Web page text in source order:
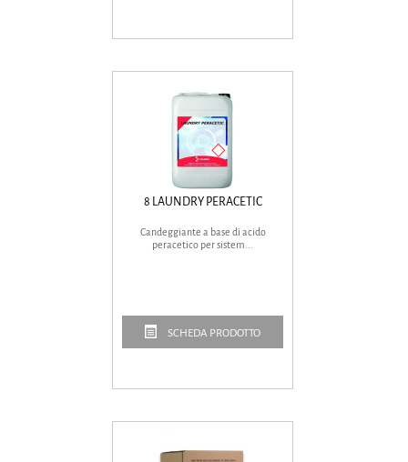
8 LAUNDRY PERACETIC
Candeggiante a base di acido
peracetico per sistem...
SCHEDA PRODOTTO